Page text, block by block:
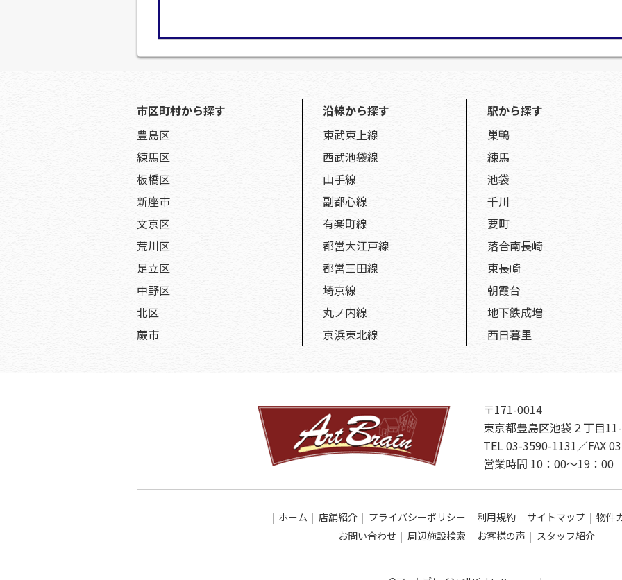
市区町村から探す
豊島区
練馬区
板橋区
新座市
文京区
荒川区
足立区
中野区
北区
蕨市
沿線から探す
東武東上線
西武池袋線
山手線
副都心線
有楽町線
都営大江戸線
都営三田線
埼京線
丸ノ内線
京浜東北線
駅から探す
巣鴨
練馬
池袋
千川
要町
落合南長崎
東長崎
朝霞台
地下鉄成増
西日暮里
〒171-0014
東京都豊島区池袋２丁目
TEL 03-3590-1131／FAX
営業時間 10：00～19：
ホーム 店舗紹介 プライバシーポリシー 利用規約 サイトマップ
物件
お問い合わせ
周辺施設検索 お客様の声 スタッフ紹介